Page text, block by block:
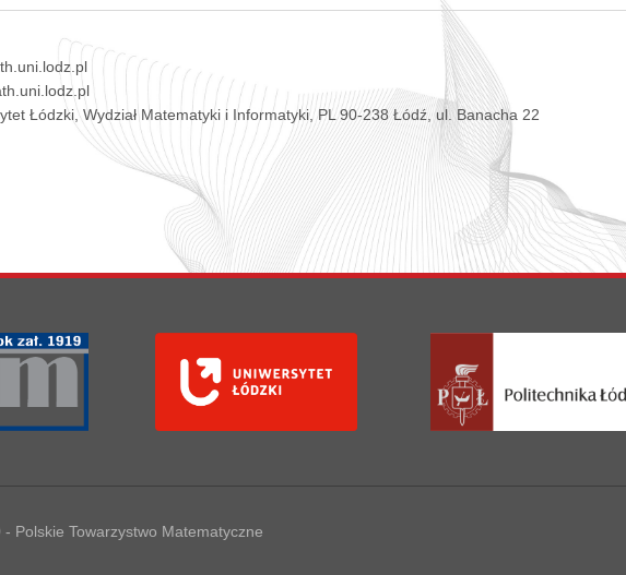
Łódzki, Wydział Matematyki i Informatyki, PL 90-238 Łódź, ul. Banacha 22
- Polskie Towarzystwo Matematyczne